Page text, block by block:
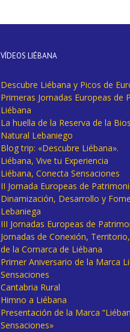
VÍDEOS LIÉBANA
Descubre Liébana y Picos de
Primeras Jornadas Europeas de
Liébana
La huella de la Reserva de la
Natural Lebaniego
Blog trip: «Descubre Liébana».
Liébana, Vive tu Experiencia
Liébana, Conecta Sensaciones
II Jornada Europeas de
Dinamización, Desarrollo y
Lebaniega
III Jornadas Europeas de
Jornadas de Conexión,
de la Comarca de Liébana
Primer Aniversario de la Marca
Sensaciones
Cantabria Rural
Himno a Liébana
Presentación de la Marca
Sensaciones»